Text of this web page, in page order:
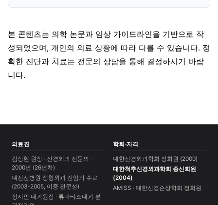
본 콘텐츠는 의학 논문과 임상 가이드라인을 기반으로 작
성되었으며, 개인의 의료 상황에 따라 다를 수 있습니다. 정
확한 진단과 치료는 전문의 상담을 통해 결정하시기 바랍
니다.
의료진
김상현 원장 · 신경외과 전문의 ·
2000년 (26년차)
대전선병원 정형외과 전임의 수료
(2003-2005, 이중 전문성)
정지인 내과원장 · 류마티스내과 분
학회·자격
대한신경외과학회 정회원 (2000)
대한척추신경외과학회 종신회원
(2004)
AMISS · 대한신경손상학회 정회원